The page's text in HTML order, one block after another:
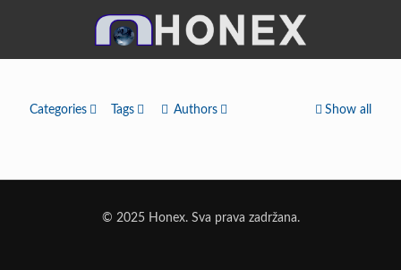
Categories Tags Authors Show all
© 2025 Honex. Sva prava zadržana.